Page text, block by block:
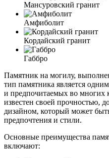
Мансуровский гранит
Амфиболит
Кордайский гранит
Габбро
Памятник на могилу,
тип памятника является
и предпочитаемых во многих
известен своей прочностью,
дизайном, который может
предпочтения и стили.
Основные преимущества
включают: